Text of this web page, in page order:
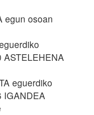
egun osoan
ASTELEHENA
eguerdiko
IGANDEA